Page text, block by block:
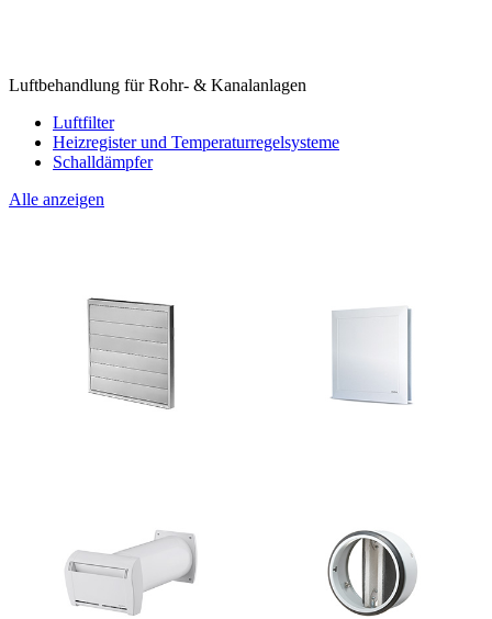
Luftbehandlung für Rohr- & Kanalanlagen
Luftfilter
Heizregister und Temperaturregelsysteme
Schalldämpfer
Alle anzeigen